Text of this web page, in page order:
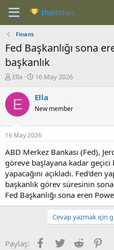
Finans
Fed Başkanlığı sona
başkanlık
K
n
b
u
u
b
a
ş
l
a
t
a
n
Ella
B
ş
a
g
ı
ç
a
r
i
h
i
16 May 2026
E Ella
New member
16 May 2026
ABD Merkez Bankası (Fed),
göreve başlayana kadar
yapacağını açıkladı. Fed'den
başkanlık görev süresinin
Fed Başkanlığı sona eren
Cevap yazmak için
Paylaş: Facebook
Twitter Reddit